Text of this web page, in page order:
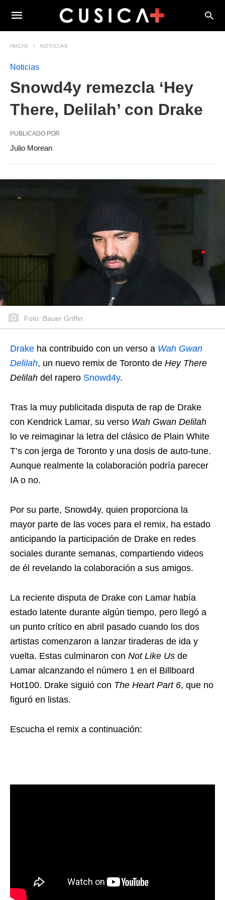
INICIO NOTICIAS
Noticias
Snowd4y remezcla ‘Hey
There, Delilah’ con Drake
PUBLICADO POR
Julio Morean
Foto: Bauer Griffin
Drake ha contribuido con un verso a Wah Gwan
Delilah, un nuevo remix de Toronto de Hey There
Delilah del rapero Snowd4y.
Tras la muy publicitada disputa de rap de Drake
con Kendrick Lamar, su verso Wah Gwan Delilah
lo ve reimaginar la letra del clásico de Plain White
T’s con jerga de Toronto y una dosis de auto-tune.
Aunque realmente la colaboración podría parecer
IA o no.
Por su parte, Snowd4y, quien proporciona la
mayor parte de las voces para el remix, ha estado
anticipando la participación de Drake en redes
sociales durante semanas, compartiendo videos
de él revelando la colaboración a sus amigos.
La reciente disputa de Drake con Lamar había
estado latente durante algún tiempo, pero llegó a
un punto crítico en abril pasado cuando los dos
artistas comenzaron a lanzar tiraderas de ida y
vuelta. Estas culminaron con Not Like Us de
Lamar alcanzando el número 1 en el Billboard
Hot100. Drake siguió con The Heart Part 6, que no
figuró en listas.
Escucha el remix a continuación: